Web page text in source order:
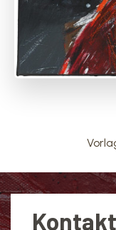
Kontakt